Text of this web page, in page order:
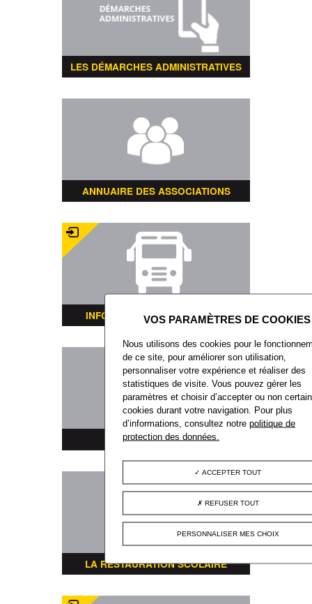
LES DÉMARCHES ADMINISTRATIVES
ANNUAIRE DES ASSOCIATIONS
INFORMATIONS TRANSPORTS
PLAN DE LA VILLE
LA RESTAURATION SCOLAIRE
Nous utilisons des cookies pour le
de ce site, pour améliorer son utilisation,
personnaliser votre expérience et réaliser des
statistiques de visite. Vous pouvez gérer les
paramètres et choisir d’accepter ou non
cookies durant votre navigation. Pour plus
d’informations, consultez notrepolitique de
protection des données.
ACCEPTER TOUT
REFUSER TOUT
PERSONNALISER MES CHOIX